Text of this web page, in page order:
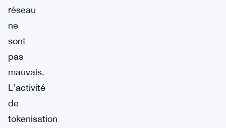
réseau
ne
sont
pas
mauvais.
L’activité
de
tokenisation